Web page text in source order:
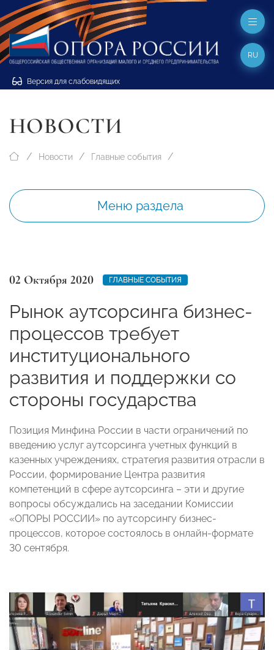
Версия для слабовидящих
RU
НОВОСТИ
Новости Главные события
Меню раздела
02 Октября 2020 ГЛАВНЫЕ СОБЫТИЯ
Рынок аутсорсинга бизнес-
процессов требует
институционального
развития и поддержки со
стороны государства
Позиция Минфина России в части ограничений по
введению услуг аутсорсинга учетных функций в
казенных учреждениях, стратегия развития отрасли в
России, формирование Центра развития
компетенций в сфере аутсорсинга – эти и другие
вопросы обсуждались на заседании Комиссии
«ОПОРЫ РОССИИ» по аутсорсингу бизнес-
процессов, которое состоялось в онлайн-формате
30 сентября.